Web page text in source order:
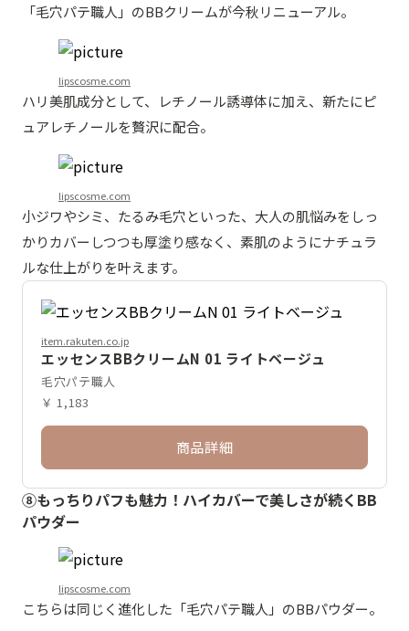
「毛穴パテ職人」のBBクリームが今秋リニューアル。
lipscosme.com
ハリ美肌成分として、レチノール誘導体に加え、新たにピ
ュアレチノールを贅沢に配合。
lipscosme.com
小ジワやシミ、たるみ毛穴といった、大人の肌悩みをしっ
かりカバーしつつも厚塗り感なく、素肌のようにナチュラ
ルな仕上がりを叶えます。
item.rakuten.co.jp
エッセンスBBクリームN 01 ライトベージュ
毛穴パテ職人
￥ 1,183
商品詳細
⑧もっちりパフも魅力！ハイカバーで美しさが続くBB
パウダー
lipscosme.com
こちらは同じく進化した「毛穴パテ職人」のBBパウダー。